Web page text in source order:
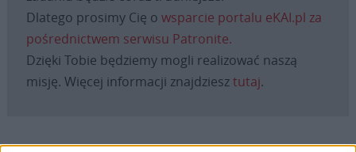
Dlatego prosimy Cię o wsparcie portalu eKAI.pl za
pośrednictwem serwisu Patronite.
Dzięki Tobie będziemy mogli realizować naszą
misję. Więcej informacji znajdziesztutaj.